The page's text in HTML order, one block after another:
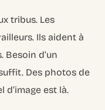
tribus. Les
Ils aident à
d’un
Des photos de
d’image est là.